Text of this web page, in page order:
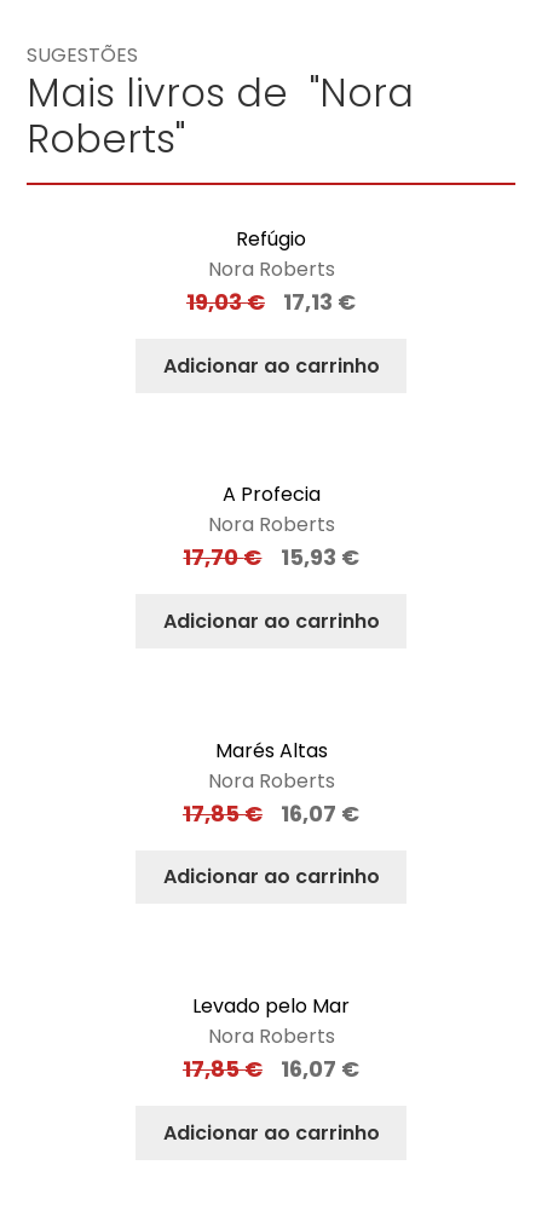
SUGESTÕES
Mais livros de "Nora
Roberts"
Refúgio
Nora Roberts
19,03€ 17,13 €
Adicionar ao carrinho
A Profecia
Nora Roberts
17,70€ 15,93 €
Adicionar ao carrinho
Marés Altas
Nora Roberts
17,85€ 16,07 €
Adicionar ao carrinho
Levado pelo Mar
Nora Roberts
17,85€ 16,07 €
Adicionar ao carrinho